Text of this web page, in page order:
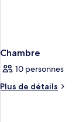
Chambre
10 personnes
Plus de détails
Plus